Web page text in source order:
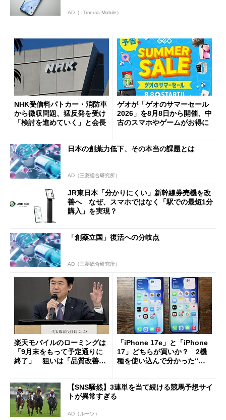
AD（ ITmedia Mobile）
NHK受信料パトカー・消防車
から徴収問題、猛反発を受け
「検討を進めていく」と会長
ゲオが「ゲオのサマーセール
2026」を8月8日から開催、中
古のスマホやゲームがお得に
日本の創薬力低下、その本当の課題とは
AD（三菱総合研究所）
JR東日本「分かりにくい」新幹線券売機を改
善へ なぜ、スマホではなく「駅での最短1分
購入」を実現？
「創薬立国」復活への分岐点
AD（三菱総合研究所）
楽天モバイルのローミングは
「9月末をもって予定通りに
終了」 狙いは「品質改善」
も
「iPhone 17e」と「iPhone
17」どちらが買いか？ 2機
種を使い込んで分かった“ス
【SNS騒然】3連単を当て続ける競馬予想サイ
トが異常すぎる
AD（ルーツ）